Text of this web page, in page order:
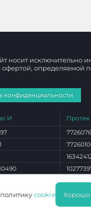
носит исключительно
офертой, определяемой
конфиденциальности
И
Протек
ЛО 77
cookie Хорошо